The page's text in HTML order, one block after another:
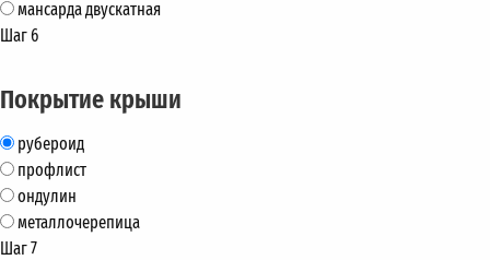
мансарда двускатная
Шаг 6
Покрытие крыши
рубероид
профлист
ондулин
металлочерепица
Шаг 7